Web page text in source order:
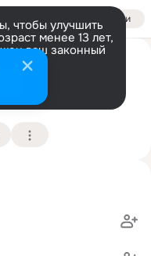
Войти
чтобы улучшить
менее 13 лет,
ваш законный
(67 лет)